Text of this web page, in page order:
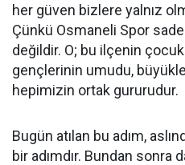
her güven bizlere yalnız
Çünkü Osmaneli Spor
değildir. O; bu ilçenin
gençlerinin umudu,
hepimizin ortak gururudur.
Bugün atılan bu adım,
bir adımdır. Bundan sonra